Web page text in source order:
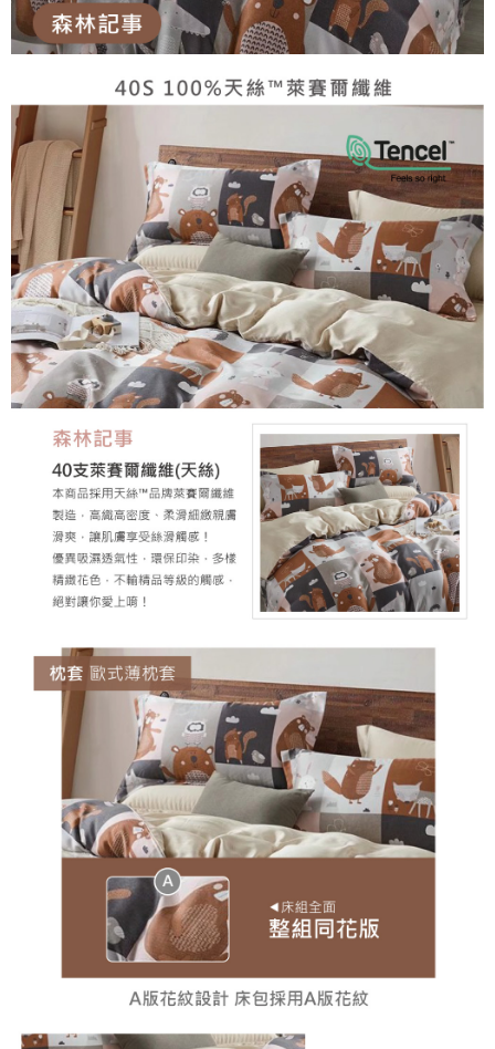
「AFTEE先享後付」，若未經同意申辦者引起之損失，本公司不負相關責
任。
４．使用「AFTEE先享後付」時，將依據個別帳號之用戶狀況，依本公司即
請求用戶進行身份認證。
５．嚴禁一人註冊多個帳號或使用他人資訊註冊。若發現惡意使用之情形，
恩沛科技股份有限公司將有權停止該用戶之使用額度並採取法律行動。